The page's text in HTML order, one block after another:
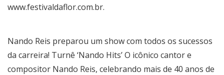
www.festivaldaflor.com.br.
Nando Reis preparou um show com todos os sucessos
da carreira! Turnê ‘Nando Hits’ O icônico cantor e
compositor Nando Reis, celebrando mais de 40 anos de